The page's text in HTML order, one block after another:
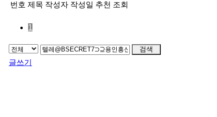
번호 제목 작성자 작성일 추천 조회
1
검색
글쓰기